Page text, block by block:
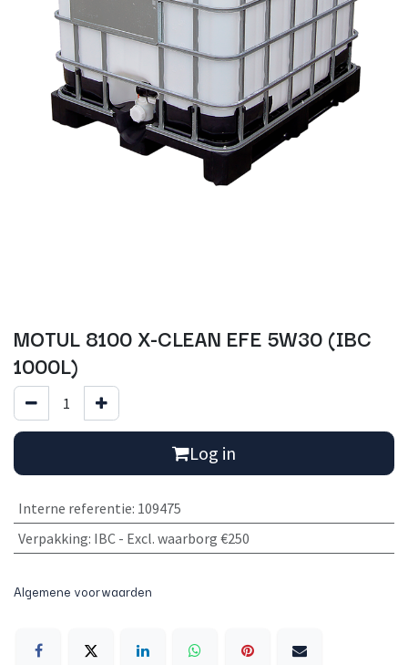
MOTUL 8100 X-CLEAN EFE 5W30 (IBC
1000L)
Log in
Interne referentie: 109475
Verpakking: IBC - Excl. waarborg €250
Algemene voorwaarden